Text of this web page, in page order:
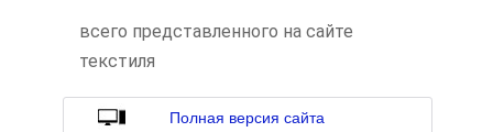
всего представленного на сайте
текстиля
Полная версия сайта